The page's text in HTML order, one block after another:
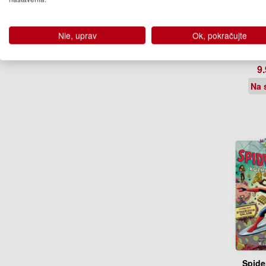
Na
Nie, uprav Ok, pokračujte